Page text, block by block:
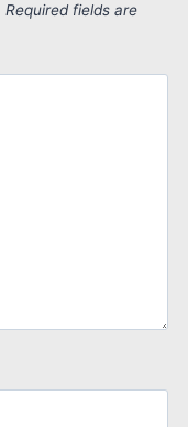
Required fields are